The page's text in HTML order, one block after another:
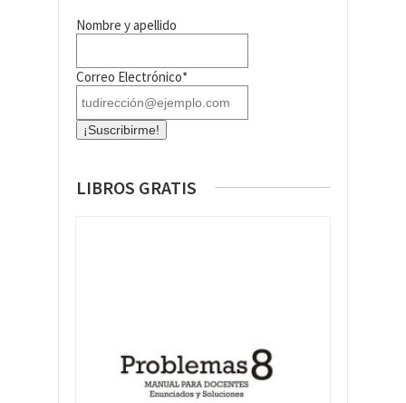
Nombre y apellido
Correo Electrónico*
LIBROS GRATIS